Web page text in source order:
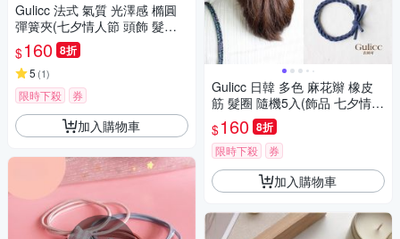
Gulicc 法式 氣質 光澤感 橢圓
彈簧夾(七夕情人節 頭飾 髮夾
抓夾 髮圈 韓國 生日禮物 )
$160 8折
5 (1)
限時下殺 券
加入購物車
Gulicc 日韓 多色 麻花辮 橡皮
筋 髮圈 隨機5入(飾品 七夕情人
節 頭飾 髮帶 髮箍 生日禮物 主
題穿搭 約會 )
$160 8折
限時下殺 券
加入購物車